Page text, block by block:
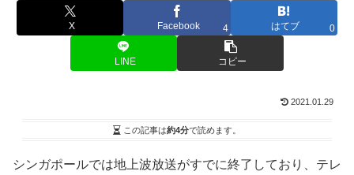
X Facebook 4 はてブ 0
LINE コピー
2021.01.29
この記事は約4分で読めます。
シンガポールでは地上波放送がすでに終了しており、テレ